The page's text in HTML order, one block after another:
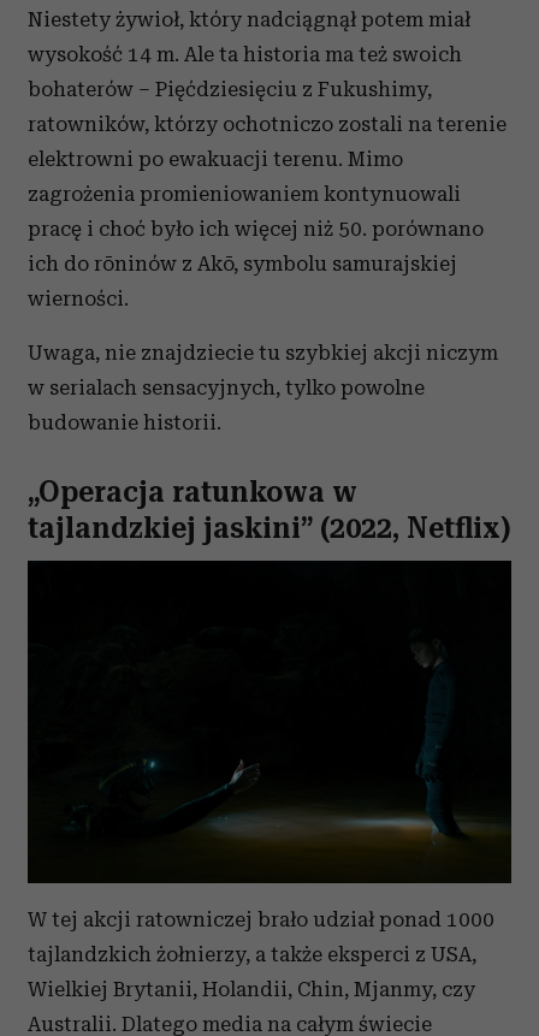
Niestety żywioł, który nadciągnął potem miał
wysokość 14 m. Ale ta historia ma też swoich
bohaterów – Pięćdziesięciu z Fukushimy,
ratowników, którzy ochotniczo zostali na terenie
elektrowni po ewakuacji terenu. Mimo
zagrożenia promieniowaniem kontynuowali
pracę i choć było ich więcej niż 50. porównano
ich do rōninów z Akō, symbolu samurajskiej
wierności.
Uwaga, nie znajdziecie tu szybkiej akcji niczym
w serialach sensacyjnych, tylko powolne
budowanie historii.
„Operacja ratunkowa w
tajlandzkiej jaskini” (2022, Netflix)
W tej akcji ratowniczej brało udział ponad 1000
tajlandzkich żołnierzy, a także eksperci z USA,
Wielkiej Brytanii, Holandii, Chin, Mjanmy, czy
Australii. Dlatego media na całym świecie